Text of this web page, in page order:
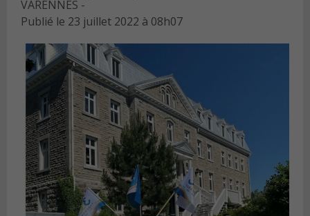
VARENNES -
Publié le 23 juillet 2022 à 08h07